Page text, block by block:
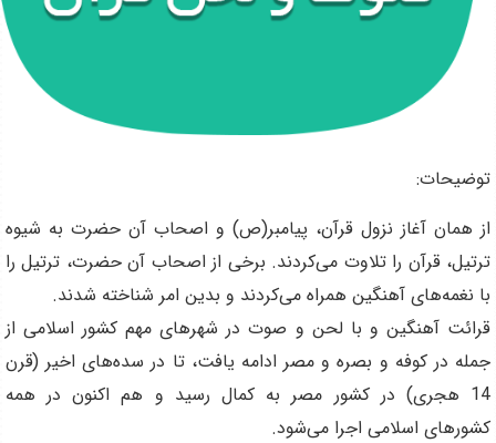
توضیحات:
از همان آغاز نزول قرآن، پيامبر(ص) و اصحاب آن حضرت به شيوه
ترتيل، قرآن را تلاوت مى‌كردند. برخى از اصحاب آن حضرت، ترتيل را
با نغمه‌هاى آهنگين همراه مى‌كردند و بدين امر شناخته شدند.
قرائت آهنگين و با لحن و صوت در شهرهاى مهم كشور اسلامى از
جمله در كوفه و بصره و مصر ادامه يافت، تا در سده‌هاى اخير (قرن
14 هجرى) در كشور مصر به كمال رسيد و هم اكنون در همه
كشورهاى اسلامى اجرا مى‌شود.